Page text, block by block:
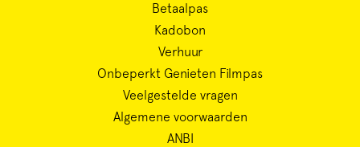
Betaalpas
Kadobon
Verhuur
Onbeperkt Genieten Filmpas
Veelgestelde vragen
Algemene voorwaarden
ANBI